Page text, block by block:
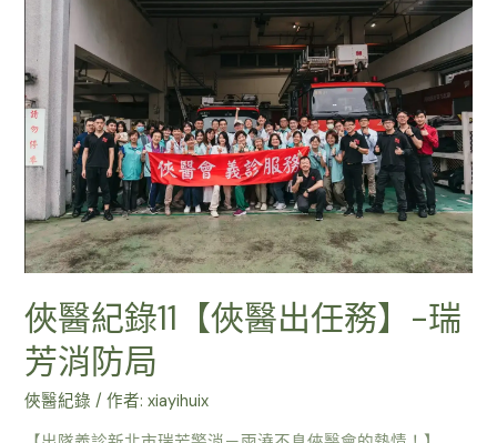
俠醫紀錄11【俠醫出任務】-瑞
芳消防局
俠醫紀錄 / 作者:xiayihuix